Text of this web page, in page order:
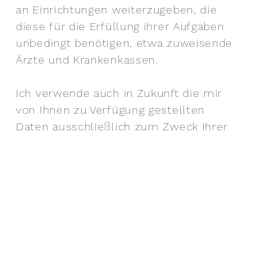
an Einrichtungen weiterzugeben, die
diese für die Erfüllung ihrer Aufgaben
unbedingt benötigen, etwa zuweisende
Ärzte und Krankenkassen.
Ich verwende auch in Zukunft die mir
von Ihnen zu Verfügung gestellten
Daten ausschließlich zum Zweck Ihrer